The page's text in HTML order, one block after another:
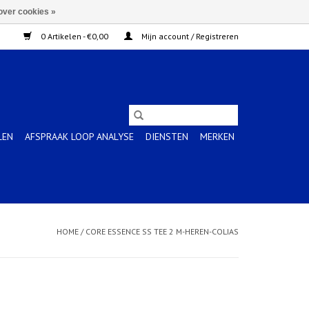
0 Artikelen - €0,00 Mijn account / Registreren
AFSPRAAK LOOP ANALYSE DIENSTEN MERKEN
HOME / CORE ESSENCE SS TEE 2 M-HEREN-COLIAS
cookies »